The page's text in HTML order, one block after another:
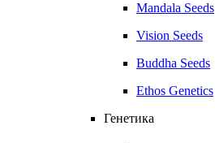
Mandala Seeds
Vision Seeds
Buddha Seeds
Ethos Genetics
Генетика